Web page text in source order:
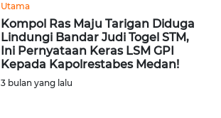
Utama
Kompol Ras Maju Tarigan Diduga
Lindungi Bandar Judi Togel STM,
Ini Pernyataan Keras LSM GPI
Kepada Kapolrestabes Medan!
3 bulan yang lalu